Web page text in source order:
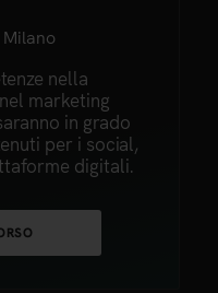
Milano
nella
marketing
in grado
per i social,
digitali.